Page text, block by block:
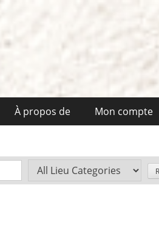
À propos de Mon compte